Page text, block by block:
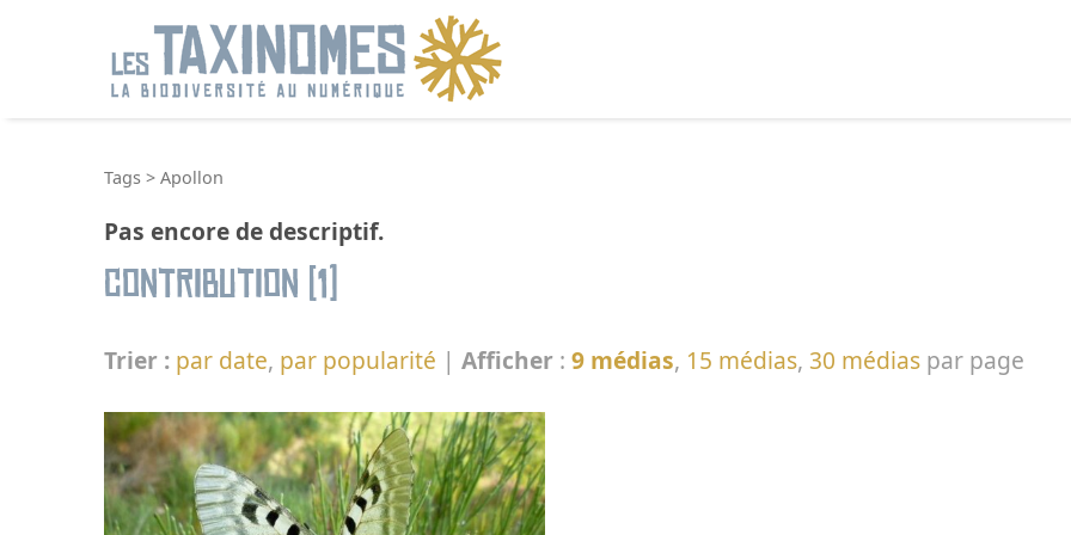
Tags > Apollon
Pas encore de descriptif.
Contribution (1)
Trier : par date, par popularité | Afficher : 9 médias, 15 médias, 30 médias par page